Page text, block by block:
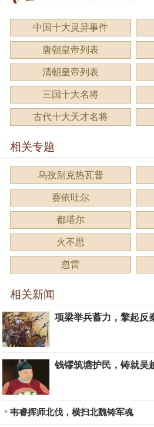
中国十大灵异事件
唐朝皇帝列表
清朝皇帝列表
三国十大名将
古代十大天才名将
相关专题
乌孜别克热瓦普
赛依吐尔
都塔尔
火不思
忽雷
相关新闻
项梁举兵蓄力，擎起反
钱镠筑塘护民，铸就吴
韦睿挥师北伐，横扫北魏铸军魂